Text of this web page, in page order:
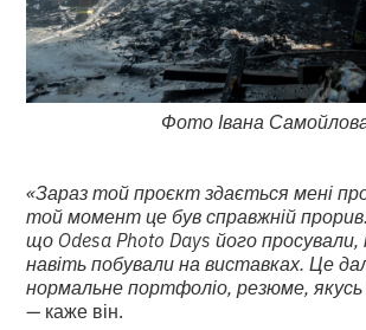
Фото Івана
«Зараз той проєкт здається мені
той момент це був справжній
що Odesa Photo Days його просували,
навіть побували на виставках. Це
нормальне портфоліо, резюме,
— каже він.